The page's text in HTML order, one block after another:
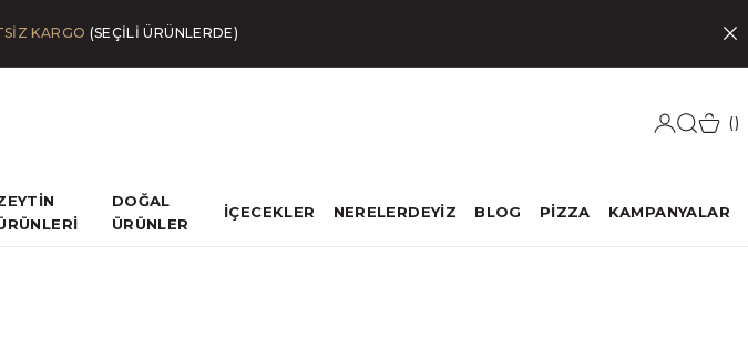
KARGO (SEÇİLİ ÜRÜNLERDE)
DOĞAL
ÜRÜNLER
İÇECEKLER NERELERDEYİZ BLOG PİZZA KAMPANYALAR